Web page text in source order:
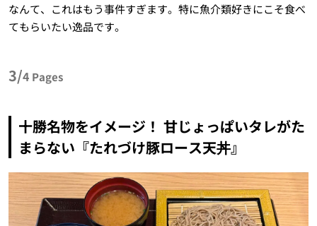
なんて、これはもう事件すぎます。特に魚介類好きにこそ食べ
てもらいたい逸品です。
3/4 Pages
十勝名物をイメージ！ 甘じょっぱいタレがた
まらない『たれづけ豚ロース天丼』